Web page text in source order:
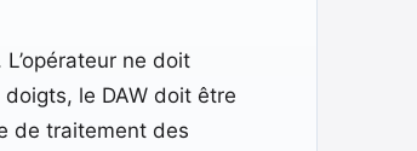
ne doit
le DAW doit être
de traitement des